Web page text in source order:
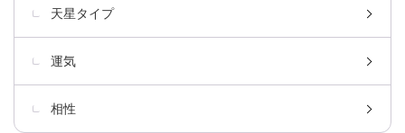
天星タイプ
運気
相性